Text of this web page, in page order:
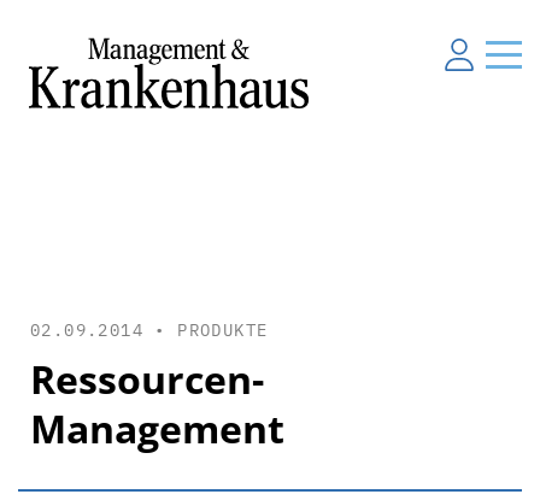
02.09.2014 • PRODUKTE
Ressourcen-
Management